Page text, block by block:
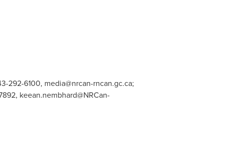
292-6100, media@nrcan-rncan.gc.ca;
keean.nembhard@NRCan-